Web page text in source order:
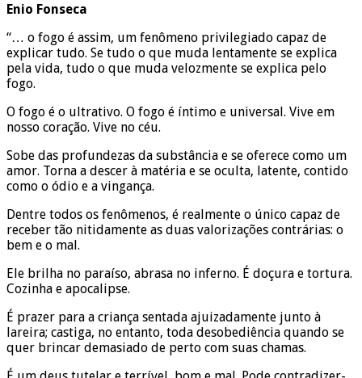
Enio Fonseca
“… o fogo é assim, um fenômeno privilegiado capaz de
explicar tudo. Se tudo o que muda lentamente se explica
pela vida, tudo o que muda velozmente se explica pelo
fogo.
O fogo é o ultrativo. O fogo é íntimo e universal. Vive em
nosso coração. Vive no céu.
Sobe das profundezas da substância e se oferece como um
amor. Torna a descer à matéria e se oculta, latente, contido
como o ódio e a vingança.
Dentre todos os fenômenos, é realmente o único capaz de
receber tão nitidamente as duas valorizações contrárias: o
bem e o mal.
Ele brilha no paraíso, abrasa no inferno. É doçura e tortura.
Cozinha e apocalipse.
É prazer para a criança sentada ajuizadamente junto à
lareira; castiga, no entanto, toda desobediência quando se
quer brincar demasiado de perto com suas chamas.